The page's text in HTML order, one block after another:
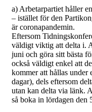
a) Arbetarpartiet håller
– istället för den
är coronapandemin.
Eftersom
väldigt viktig att delta i.
juni och göra sitt bästa
också väldigt enkel att
kommer att hållas under
dagar), dels eftersom
utan kan delta via länk.
så boka in lördagen den